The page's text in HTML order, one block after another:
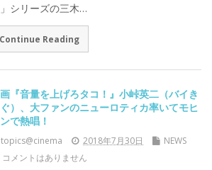
シリーズの三木…
Continue Reading
『音量を上げろタコ！』小峠英二（バイき
）、大ファンのニューロティカ率いてモヒ
で熱唱！
topics@cinema 2018年7月30日
NEWS
コメントはありません